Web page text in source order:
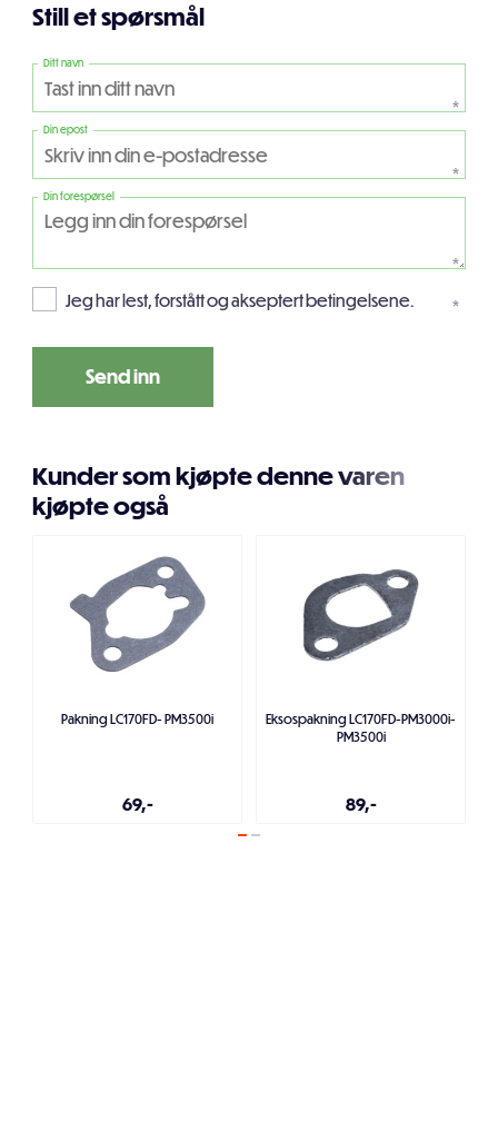
Still et spørsmål
Ditt navn
*
Din epost
*
Din forespørsel
*
Jeg har lest, forstått og akseptert betingelsene. *
Kunder som kjøpte denne varen
kjøpte også
Pakning LC170FD- PM3500i
69,-
Eksospakning LC170FD-PM3000i-
PM3500i
89,-